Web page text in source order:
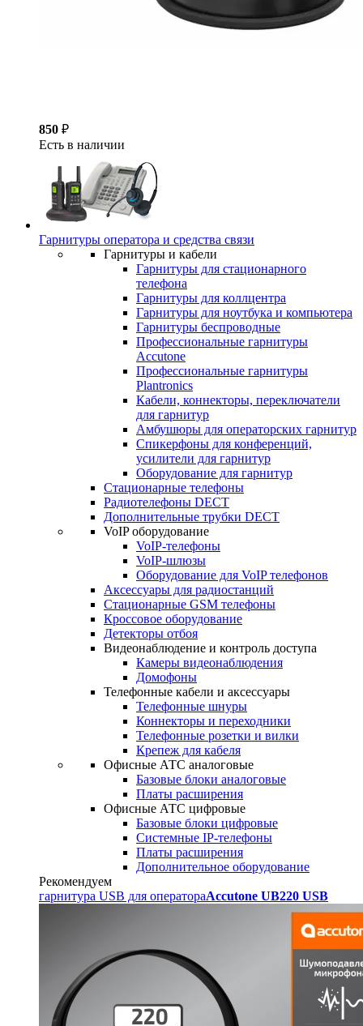
850 ₽
Есть в наличии
Гарнитуры оператора и средства связи
Гарнитуры и кабели
Гарнитуры для стационарного
телефона
Гарнитуры для коллцентра
Гарнитуры для ноутбука и компьютера
Гарнитуры беспроводные
Профессиональные гарнитуры
Accutone
Профессиональные гарнитуры
Plantronics
Кабели, коннекторы, переключатели
для гарнитур
Амбушюры для операторских гарнитур
Cпикерфоны для конференций,
усилители для гарнитур
Оборудование для гарнитур
Стационарные телефоны
Радиотелефоны DECT
Дополнительные трубки DECT
VoIP оборудование
VoIP-телефоны
VoIP-шлюзы
Оборудование для VoIP телефонов
Аксессуары для радиостанций
Стационарные GSM телефоны
Кроссовое оборудование
Детекторы отбоя
Видеонаблюдение и контроль доступа
Камеры видеонаблюдения
Домофоны
Телефонные кабели и аксессуары
Телефонные шнуры
Коннекторы и переходники
Телефонные розетки и вилки
Крепеж для кабеля
Офисные АТС аналоговые
Базовые блоки аналоговые
Платы расширения
Офисные АТС цифровые
Базовые блоки цифровые
Системные IP-телефоны
Платы расширения
Дополнительное оборудование
Рекомендуем
гарнитура USB для оператораAccutone UB220 USB